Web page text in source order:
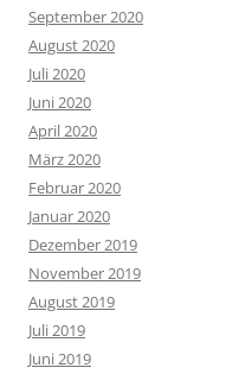
September 2020
August 2020
Juli 2020
Juni 2020
April 2020
März 2020
Februar 2020
Januar 2020
Dezember 2019
November 2019
August 2019
Juli 2019
Juni 2019